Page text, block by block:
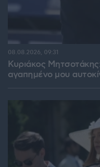
Κυριάκος
αγαπημένο μου
08.08.2026, 09:31